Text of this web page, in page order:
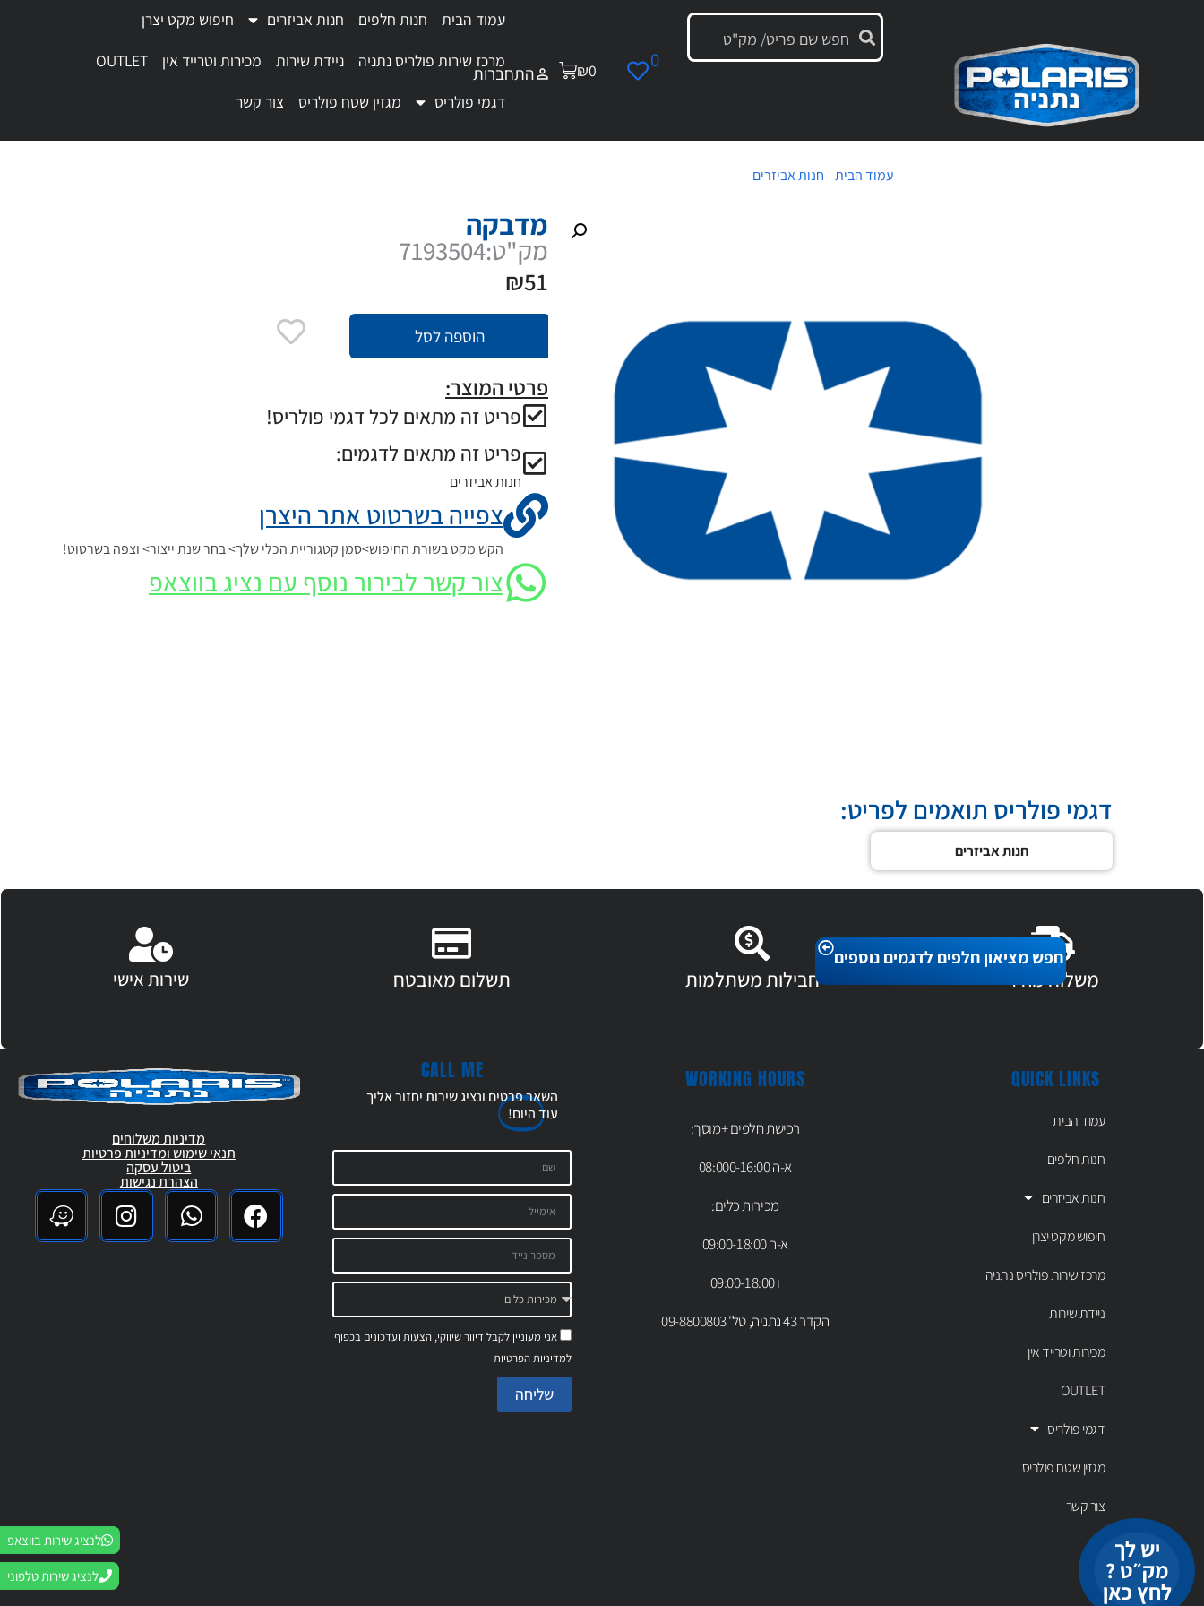
0
₪0 התחברות
עמוד הבית חנות חלפים חנות אביזרים
חיפוש מקט יצרן
מרכז שירות פולריס נתניה
ניידת שירות מכירות וטרייד אין
OUTLET
דגמי פולריס
מגזין שטח פולריס צור קשר
מדבקה
מק"ט:7193504
₪51
הוספה לסל
פרטי המוצר:
פריט זה מתאים לכל דגמי פולריס!
פריט זה מתאים לדגמים:
חנות אביזרים
צפייה בשרטוט אתר היצרן
הקש מקט בשורת החיפוש>סמן קטגוריית הכלי שלך> בחר שנת ייצור> וצפה בשרטוט!
צור קשר לבירור נוסף עם נציג בווצאפ
חפש מציאון חלפים לדגמים נוספים
עמוד הבית/ חנות אביזרים
דגמי פולריס תואמים לפריט:
חנות אביזרים
משלוח מהיר חבילות משתלמות תשלום מאובטח שירות אישי
QUICK LINKS
עמוד הבית
חנות חלפים
חנות אביזרים
חיפוש מקט יצרן
מרכז שירות פולריס נתניה
ניידת שירות
מכירות וטרייד אין
OUTLET
דגמי פולריס
מגזין שטח פולריס
צור קשר
יש לך
מק״ט ?
לחץ כאן
WORKING HOURS
רכישת חלפים +מוסך:
א-ה 08:000-16:00
מכירות כלים:
א-ה 09:00-18:00
ו 09:00-18:00
הקדר 43 נתניה, טל' 09-8800803
CALL ME
השאר פרטים ונציג שירות יחזור אליך
עודהיום!
אני מעוניין לקבל דיוור שיווקי, הצעות ועדכונים בכפוף
למדיניות הפרטיות
שליחה
לנציג שירות בווצאפ
לנציג שירות טלפוני
מדיניות משלוחים
תנאי שימוש ומדיניות פרטיות
ביטול עסקה
הצהרת נגישות